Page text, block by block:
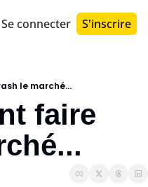
Se connecter S'inscrire
le marché...
faire